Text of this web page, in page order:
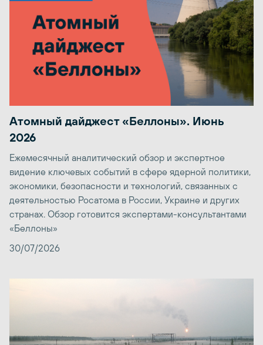
Атомный дайджест «Беллоны». Июнь
2026
Ежемесячный аналитический обзор и экспертное
видение ключевых событий в сфере ядерной политики,
экономики, безопасности и технологий, связанных с
деятельностью Росатома в России, Украине и других
странах. Обзор готовится экспертами-консультантами
«Беллоны»
30/07/2026